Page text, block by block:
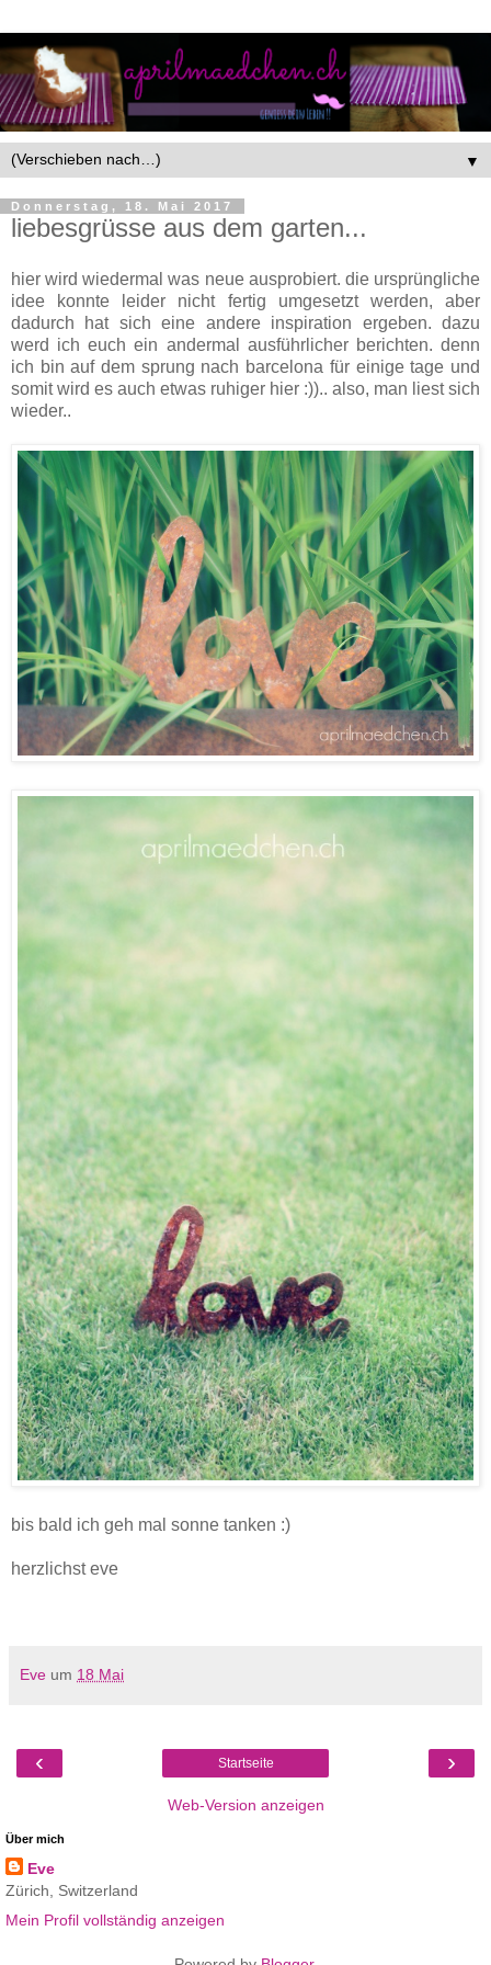
▼
Donnerstag, 18. Mai 2017
liebesgrüsse aus dem garten...
hier wird wiedermal was neue ausprobiert. die ursprüngliche
idee konnte leider nicht fertig umgesetzt werden, aber
dadurch hat sich eine andere inspiration ergeben. dazu
werd ich euch ein andermal ausführlicher berichten. denn
ich bin auf dem sprung nach barcelona für einige tage und
somit wird es auch etwas ruhiger hier :)).. also, man liest sich
wieder..
bis bald ich geh mal sonne tanken :)
herzlichst eve
Eve um 18 Mai
‹ ›
Startseite
Web-Version anzeigen
Über mich
Eve
Zürich, Switzerland
Mein Profil vollständig anzeigen